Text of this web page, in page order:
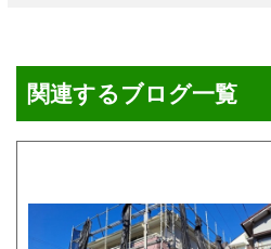
関連するブログ一覧